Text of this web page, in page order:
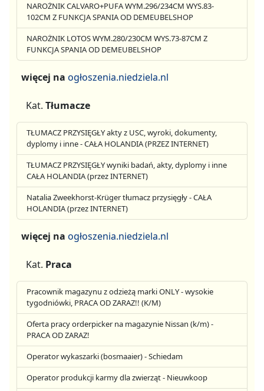
NAROŻNIK CALVARO+PUFA WYM.296/234CM WYS.83-
102CM Z FUNKCJA SPANIA OD DEMEUBELSHOP
NAROŻNIK LOTOS WYM.280/230CM WYS.73-87CM Z
FUNKCJA SPANIA OD DEMEUBELSHOP
więcej na ogłoszenia.niedziela.nl
Kat. Tłumacze
TŁUMACZ PRZYSIĘGŁY akty z USC, wyroki, dokumenty,
dyplomy i inne - CAŁA HOLANDIA (PRZEZ INTERNET)
TŁUMACZ PRZYSIĘGŁY wyniki badań, akty, dyplomy i inne
CAŁA HOLANDIA (przez INTERNET)
Natalia Zweekhorst-Krüger tłumacz przysięgły - CAŁA
HOLANDIA (przez INTERNET)
więcej na ogłoszenia.niedziela.nl
Kat. Praca
Pracownik magazynu z odzieżą marki ONLY - wysokie
tygodniówki, PRACA OD ZARAZ!! (K/M)
Oferta pracy orderpicker na magazynie Nissan (k/m) -
PRACA OD ZARAZ!
Operator wykaszarki (bosmaaier) - Schiedam
Operator produkcji karmy dla zwierząt - Nieuwkoop